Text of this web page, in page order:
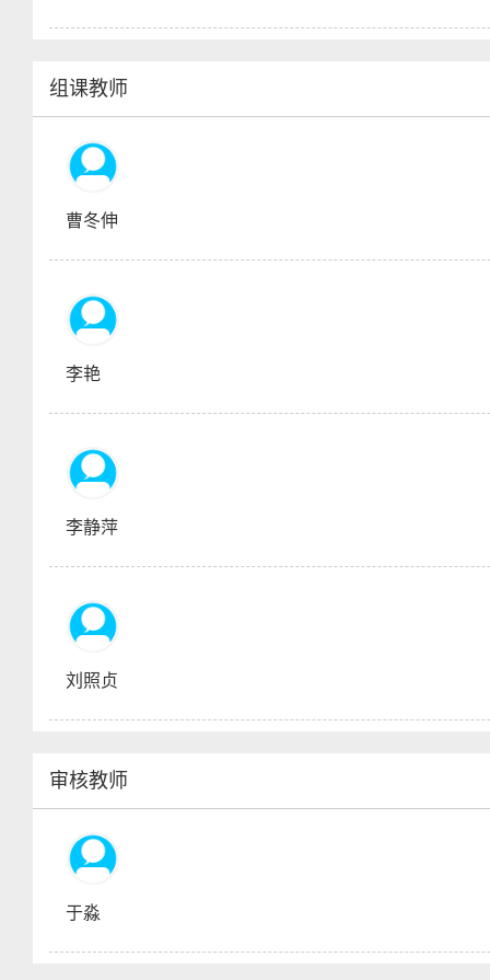
组课教师
曹冬伸
李艳
李静萍
刘照贞
审核教师
于淼